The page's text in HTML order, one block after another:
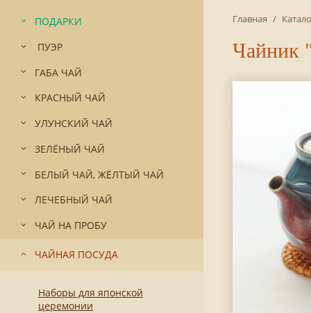
ПОДАРКИ
ПУЭР
ГАБА ЧАЙ
КРАСНЫЙ ЧАЙ
УЛУНСКИЙ ЧАЙ
ЗЕЛЁНЫЙ ЧАЙ
БЕЛЫЙ ЧАЙ, ЖЁЛТЫЙ ЧАЙ
ЛЕЧЕБНЫЙ ЧАЙ
ЧАЙ НА ПРОБУ
ЧАЙНАЯ ПОСУДА
Наборы для японской
церемонии
Главная /
Чайник